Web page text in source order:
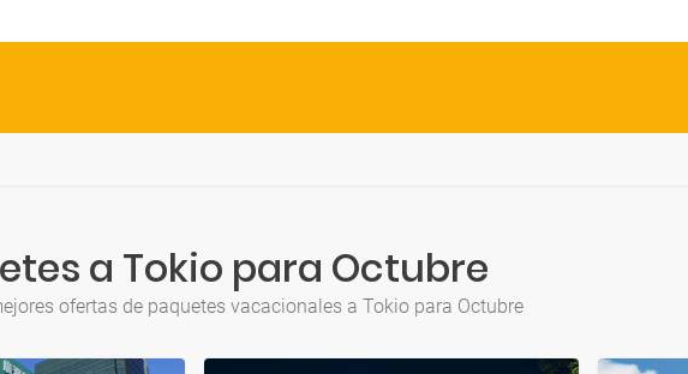
a Tokio para Octubre
ofertas de paquetes vacacionales a Tokio para Octubre